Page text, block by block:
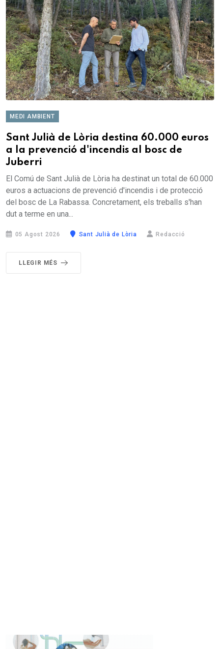
MEDI AMBIENT
Sant Julià de Lòria destina 60.000 euros
a la prevenció d'incendis al bosc de
Juberri
El Comú de Sant Julià de Lòria ha destinat un total de 60.000
euros a actuacions de prevenció d'incendis i de protecció
del bosc de La Rabassa. Concretament, els treballs s'han
dut a terme en una...
05 Agost 2026 Sant Julià de Lòria Redacció
LLEGIR MÉS